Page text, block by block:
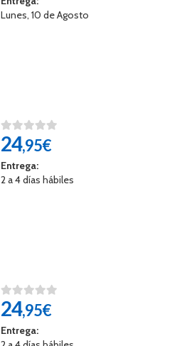
Lunes, 10 de Agosto
24,95€
Entrega:
2 a 4 días hábiles
24,95€
Entrega: